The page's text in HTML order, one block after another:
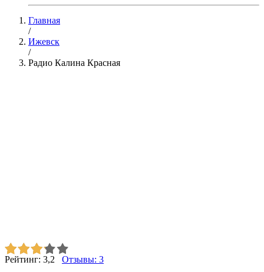
Главная
/
Ижевск
/
Радио Калина Красная
Рейтинг: 3,2 Отзывы: 3